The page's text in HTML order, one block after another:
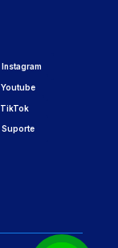
Instagram
Youtube
TikTok
Suporte